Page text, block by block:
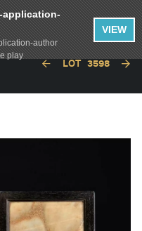
LOT 3598
author
play
VIEW